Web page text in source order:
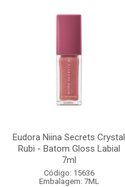
Eudora Niina Secrets Crystal
Rubi - Batom Gloss Labial
7ml
Código: 15636
Embalagem: 7ML